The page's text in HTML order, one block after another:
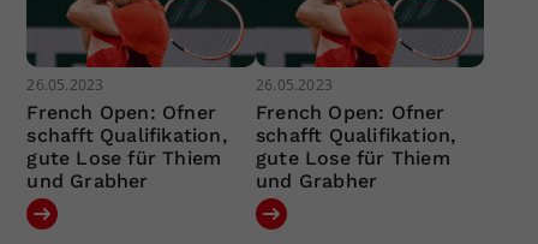
26.05.2023
French Open: Ofner
schafft Qualifikation,
gute Lose für Thiem
und Grabher
26.05.2023
French Open: Ofner
schafft Qualifikation,
gute Lose für Thiem
und Grabher